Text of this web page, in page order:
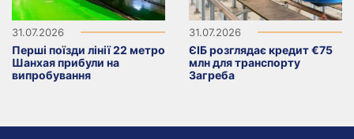
31.07.2026
Перші поїзди лінії 22 метро
Шанхая прибули на
випробування
31.07.2026
ЄІБ розглядає кредит €75
млн для транспорту
Загреба